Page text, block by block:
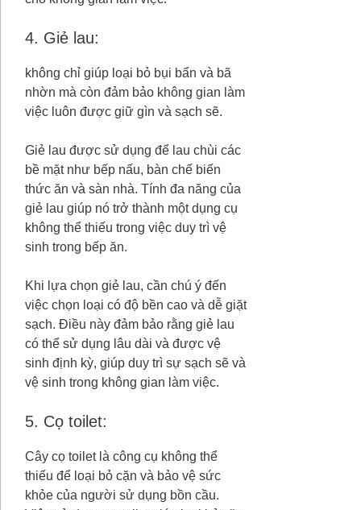
4. Giẻ lau:
không chỉ giúp loại bỏ bụi bẩn và bã
nhờn mà còn đảm bảo không gian làm
việc luôn được giữ gìn và sạch sẽ.
Giẻ lau được sử dụng để lau chùi các
bề mặt như bếp nấu, bàn chế biến
thức ăn và sàn nhà. Tính đa năng của
giẻ lau giúp nó trở thành một dụng cụ
không thể thiếu trong việc duy trì vệ
sinh trong bếp ăn.
Khi lựa chọn giẻ lau, cần chú ý đến
việc chọn loại có độ bền cao và dễ giặt
sạch. Điều này đảm bảo rằng giẻ lau
có thể sử dụng lâu dài và được vệ
sinh định kỳ, giúp duy trì sự sạch sẽ và
vệ sinh trong không gian làm việc.
5. Cọ toilet:
Cây cọ toilet là công cụ không thể
thiếu để loại bỏ cặn và bảo vệ sức
khỏe của người sử dụng bồn cầu.